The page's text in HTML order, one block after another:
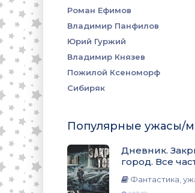
Роман Ефимов
Владимир Панфилов
Юрий Гуржий
Владимир Князев
Пожилой Ксеноморф
Сибиряк
Популярные ужасы/
Дневник.
город. Все
Фантастика,